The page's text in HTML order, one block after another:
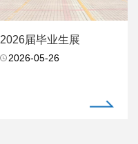
2026届毕业生展
2026-05-26